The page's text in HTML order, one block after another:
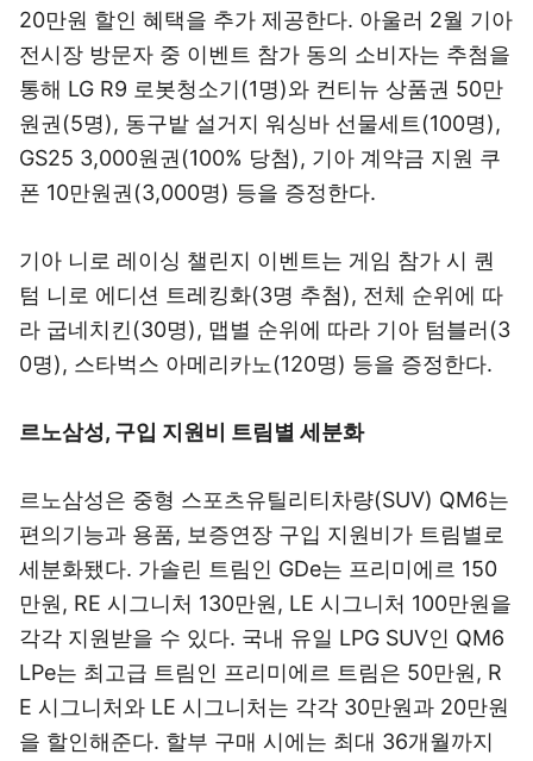
20만원 할인 혜택을 추가 제공한다. 아울러 2월 기아
전시장 방문자 중 이벤트 참가 동의 소비자는 추첨을
통해 LG R9 로봇청소기(1명)와 컨티뉴 상품권 50만
원권(5명), 동구밭 설거지 워싱바 선물세트(100명),
GS25 3,000원권(100% 당첨), 기아 계약금 지원 쿠
폰 10만원권(3,000명) 등을 증정한다.
기아 니로 레이싱 챌린지 이벤트는 게임 참가 시 퀀
텀 니로 에디션 트레킹화(3명 추첨), 전체 순위에 따
라 굽네치킨(30명), 맵별 순위에 따라 기아 텀블러(3
0명), 스타벅스 아메리카노(120명) 등을 증정한다.
르노삼성, 구입 지원비 트림별 세분화
르노삼성은 중형 스포츠유틸리티차량(SUV) QM6는
편의기능과 용품, 보증연장 구입 지원비가 트림별로
세분화됐다. 가솔린 트림인 GDe는 프리미에르 150
만원, RE 시그니처 130만원, LE 시그니처 100만원을
각각 지원받을 수 있다. 국내 유일 LPG SUV인 QM6
LPe는 최고급 트림인 프리미에르 트림은 50만원, R
E 시그니처와 LE 시그니처는 각각 30만원과 20만원
을 할인해준다. 할부 구매 시에는 최대 36개월까지